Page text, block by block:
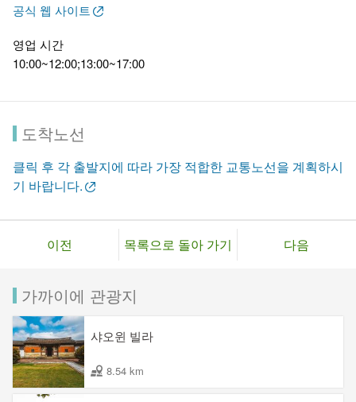
공식 웹 사이트
영업 시간
10:00~12:00;13:00~17:00
도착노선
클릭 후 각 출발지에 따라 가장 적합한 교통노선을 계획하시
기 바랍니다.
이전 목록으로 돌아 가기 다음
가까이에 관광지
샤오윈 빌라
8.54 km